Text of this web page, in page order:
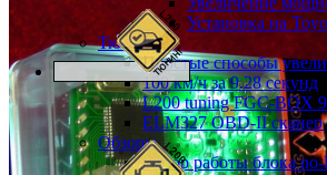
Установка на
Тюнинг
Простые способы
100 км/ч за 9.28 секунд
L200 tuning FGC-BOX
ELM327 OBD-II сканер
Обзоры
Обзор работы блока